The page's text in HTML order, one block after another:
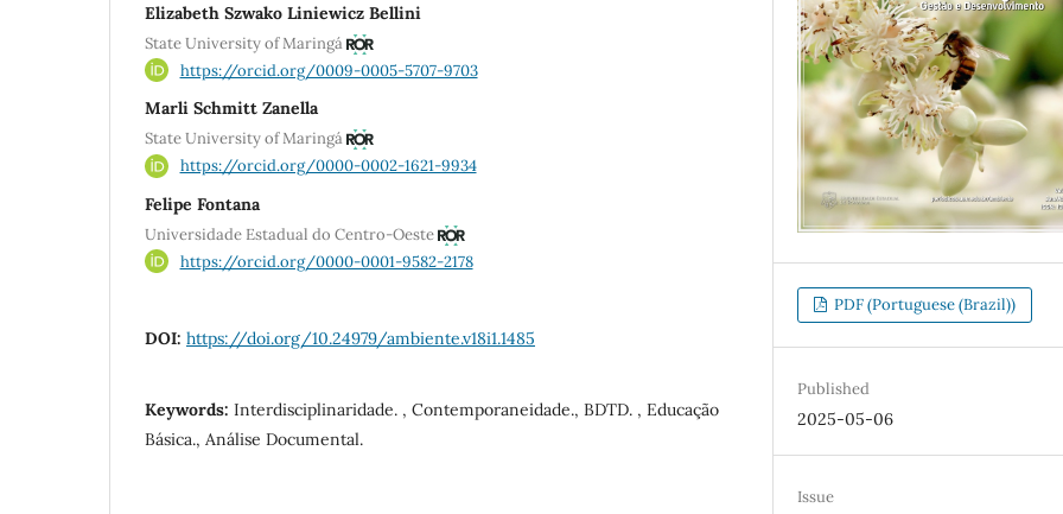
Elizabeth Szwako Liniewicz Bellini
State University of Maringá
https://orcid.org/0009-0005-5707-9703
Marli Schmitt Zanella
State University of Maringá
https://orcid.org/0000-0002-1621-9934
Felipe Fontana
Universidade Estadual do Centro-Oeste
https://orcid.org/0000-0001-9582-2178
DOI: https://doi.org/10.24979/ambiente.v18i1.1485
Keywords: Interdisciplinaridade. , Contemporaneidade., BDTD. , Educação
Básica., Análise Documental.
PDF (Portuguese (Brazil))
Published
2025-05-06
Issue